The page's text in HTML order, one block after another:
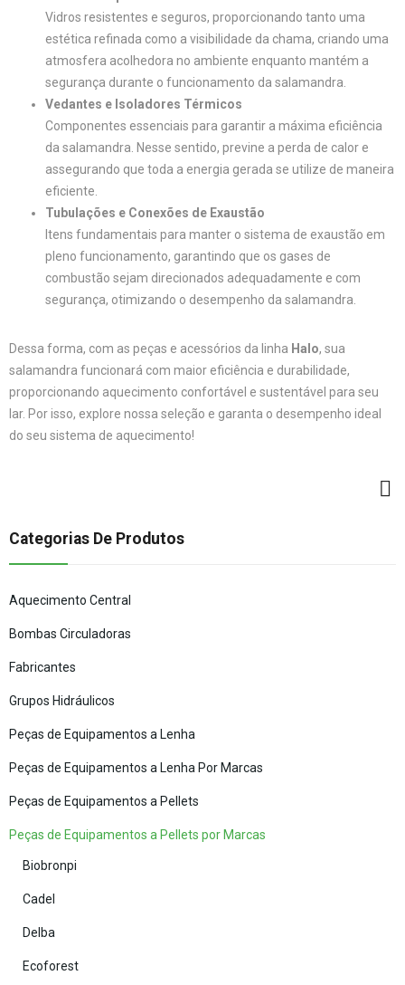
Vidros resistentes e seguros, proporcionando tanto uma
estética refinada como a visibilidade da chama, criando uma
atmosfera acolhedora no ambiente enquanto mantém a
segurança durante o funcionamento da salamandra.
Vedantes e Isoladores Térmicos
Componentes essenciais para garantir a máxima eficiência
da salamandra. Nesse sentido, previne a perda de calor e
assegurando que toda a energia gerada se utilize de maneira
eficiente.
Tubulações e Conexões de Exaustão
Itens fundamentais para manter o sistema de exaustão em
pleno funcionamento, garantindo que os gases de
combustão sejam direcionados adequadamente e com
segurança, otimizando o desempenho da salamandra.
Dessa forma, com as peças e acessórios da linha Halo, sua
salamandra funcionará com maior eficiência e durabilidade,
proporcionando aquecimento confortável e sustentável para seu
lar. Por isso, explore nossa seleção e garanta o desempenho ideal
do seu sistema de aquecimento!
Categorias De Produtos
Aquecimento Central
Bombas Circuladoras
Fabricantes
Grupos Hidráulicos
Peças de Equipamentos a Lenha
Peças de Equipamentos a Lenha Por Marcas
Peças de Equipamentos a Pellets
Peças de Equipamentos a Pellets por Marcas
Biobronpi
Cadel
Delba
Ecoforest